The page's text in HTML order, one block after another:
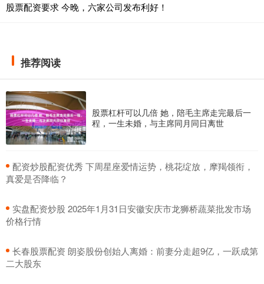
股票配资要求 今晚，六家公司发布利好！
推荐阅读
股票杠杆可以几倍 她，陪毛主席走完最后一
程，一生未婚，与主席同月同日离世
​配资炒股配资优秀 下周星座爱情运势，桃花绽放，摩羯领衔，
真爱是否降临？
​实盘配资炒股 2025年1月31日安徽安庆市龙狮桥蔬菜批发市场
价格行情
​长春股票配资 朗姿股份创始人离婚：前妻分走超9亿，一跃成第
二大股东